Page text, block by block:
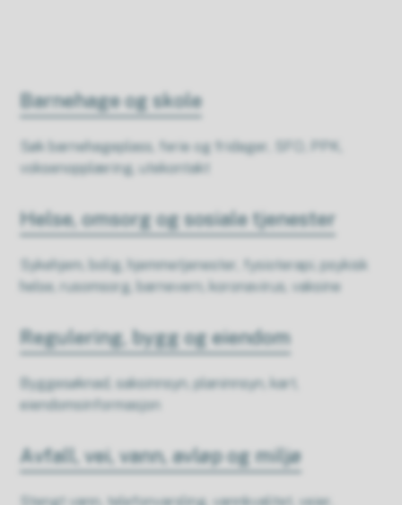
Barnehage og skole
Søk barnehageplass, ferie og fridager, SFO, PPK,
voksenopplæring, utekontakt
Helse, omsorg og sosiale tjenester
Sykehjem, bolig, hjemmetjenester, fysioterapi, psykisk
helse, rusomsorg, barnevern, koronavirus, vaksine
Regulering, bygg og eiendom
Byggesøknad, saksinnsyn, planinnsyn, kart,
eiendomsinformasjon
Avfall, vei, vann, avløp og miljø